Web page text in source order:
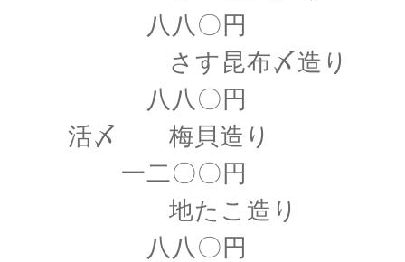
八八〇円
さす昆布〆造り
八八〇円
活〆 梅貝造り
一二〇〇円
地たこ造り
八八〇円